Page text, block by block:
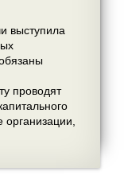
выступила
проводят